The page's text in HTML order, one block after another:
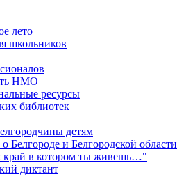
лето
школьников
НМО
ресурсы
библиотек
детям
Белгороде и Белгородской области
край в котором ты живешь…"
диктант